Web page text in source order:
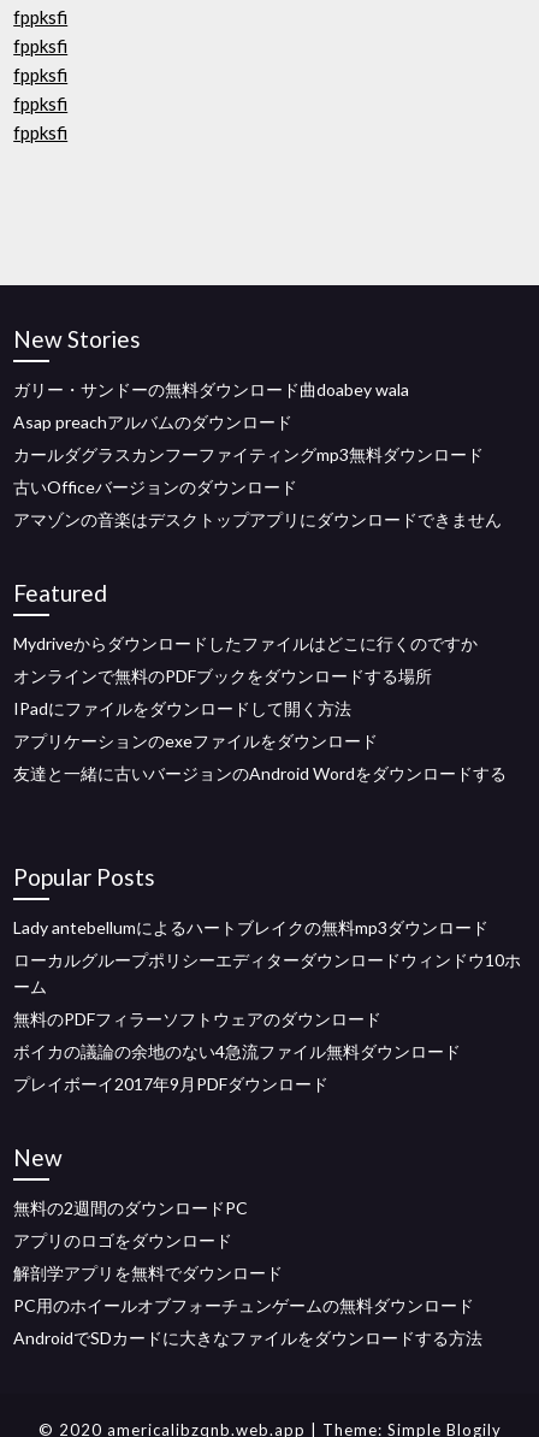
fppksfi
fppksfi
fppksfi
fppksfi
fppksfi
New Stories
ガリー・サンドーの無料ダウンロード曲doabey wala
Asap preachアルバムのダウンロード
カールダグラスカンフーファイティングmp3無料ダウンロード
古いOfficeバージョンのダウンロード
アマゾンの音楽はデスクトップアプリにダウンロードできません
Featured
Mydriveからダウンロードしたファイルはどこに行くのですか
オンラインで無料のPDFブックをダウンロードする場所
IPadにファイルをダウンロードして開く方法
アプリケーションのexeファイルをダウンロード
友達と一緒に古いバージョンのAndroid Wordをダウンロードする
Popular Posts
Lady antebellumによるハートブレイクの無料mp3ダウンロード
ローカルグループポリシーエディターダウンロードウィンドウ10ホ
ーム
無料のPDFフィラーソフトウェアのダウンロード
ボイカの議論の余地のない4急流ファイル無料ダウンロード
プレイボーイ2017年9月PDFダウンロード
New
無料の2週間のダウンロードPC
アプリのロゴをダウンロード
解剖学アプリを無料でダウンロード
PC用のホイールオブフォーチュンゲームの無料ダウンロード
AndroidでSDカードに大きなファイルをダウンロードする方法
© 2020 americalibzqnb.web.app | Theme: Simple Blogily